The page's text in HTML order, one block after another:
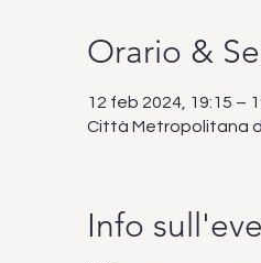
Orario &
12 feb 2024, 19:15 –
Città Metropolitana di
Info